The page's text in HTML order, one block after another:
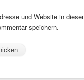
und Website in
speichern.